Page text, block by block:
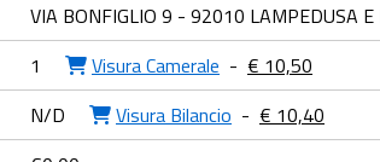
VIA BONFIGLIO 9 - 92010 LAMPEDUSA E
1 Visura Camerale - € 10,50
N/D Visura Bilancio - € 10,40